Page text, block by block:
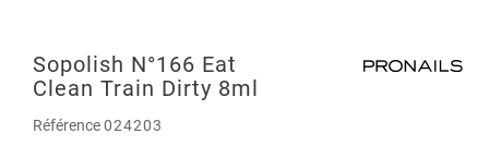
Sopolish N°166 Eat
Clean Train Dirty 8ml
Référence024203